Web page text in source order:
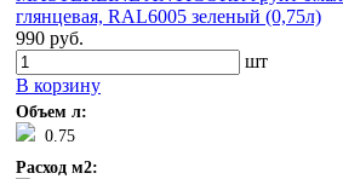
глянцевая, RAL6005 зеленый (0,75л)
990 руб.
шт
В корзину
Объем л:
0.75
Расход м2: